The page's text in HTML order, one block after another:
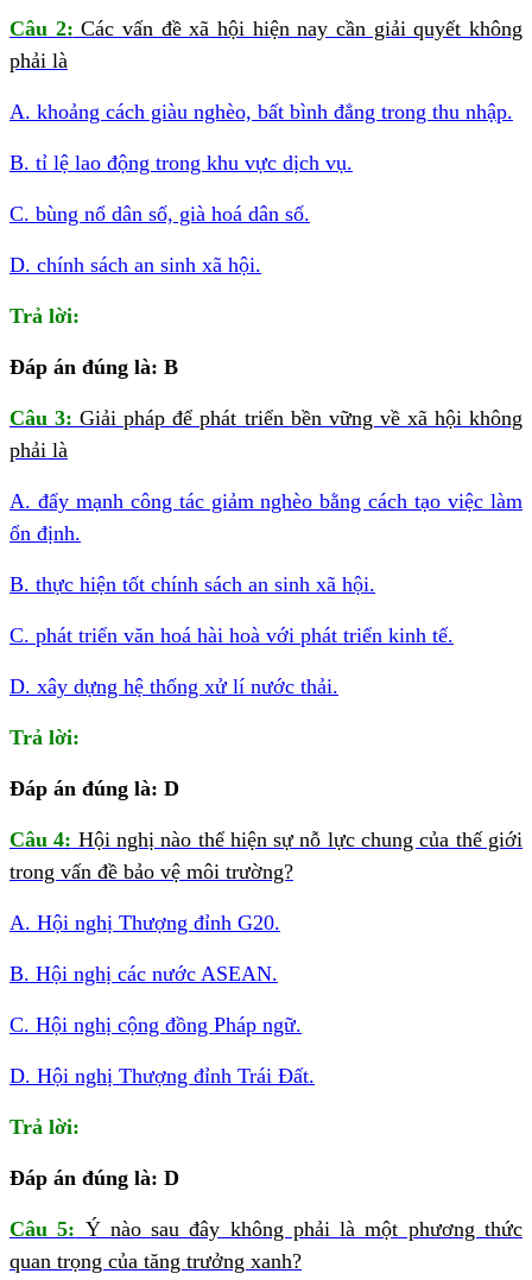
Câu 2: Các vấn đề xã hội hiện nay cần giải quyết không
phải là
A. khoảng cách giàu nghèo, bất bình đẳng trong thu nhập.
B. tỉ lệ lao động trong khu vực dịch vụ.
C. bùng nổ dân số, già hoá dân số.
D. chính sách an sinh xã hội.
Trả lời:
Đáp án đúng là: B
Câu 3: Giải pháp để phát triển bền vững về xã hội không
phải là
A. đẩy mạnh công tác giảm nghèo bằng cách tạo việc làm
ổn định.
B. thực hiện tốt chính sách an sinh xã hội.
C. phát triển văn hoá hài hoà với phát triển kinh tế.
D. xây dựng hệ thống xử lí nước thải.
Trả lời:
Đáp án đúng là: D
Câu 4: Hội nghị nào thể hiện sự nỗ lực chung của thế giới
trong vấn đề bảo vệ môi trường?
A. Hội nghị Thượng đỉnh G20.
B. Hội nghị các nước ASEAN.
C. Hội nghị cộng đồng Pháp ngữ.
D. Hội nghị Thượng đỉnh Trái Đất.
Trả lời:
Đáp án đúng là: D
Câu 5: Ý nào sau đây không phải là một phương thức
quan trọng của tăng trưởng xanh?